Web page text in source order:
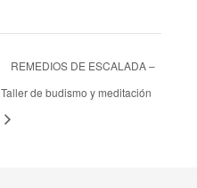
REMEDIOS DE ESCALADA –
Taller de budismo y meditación